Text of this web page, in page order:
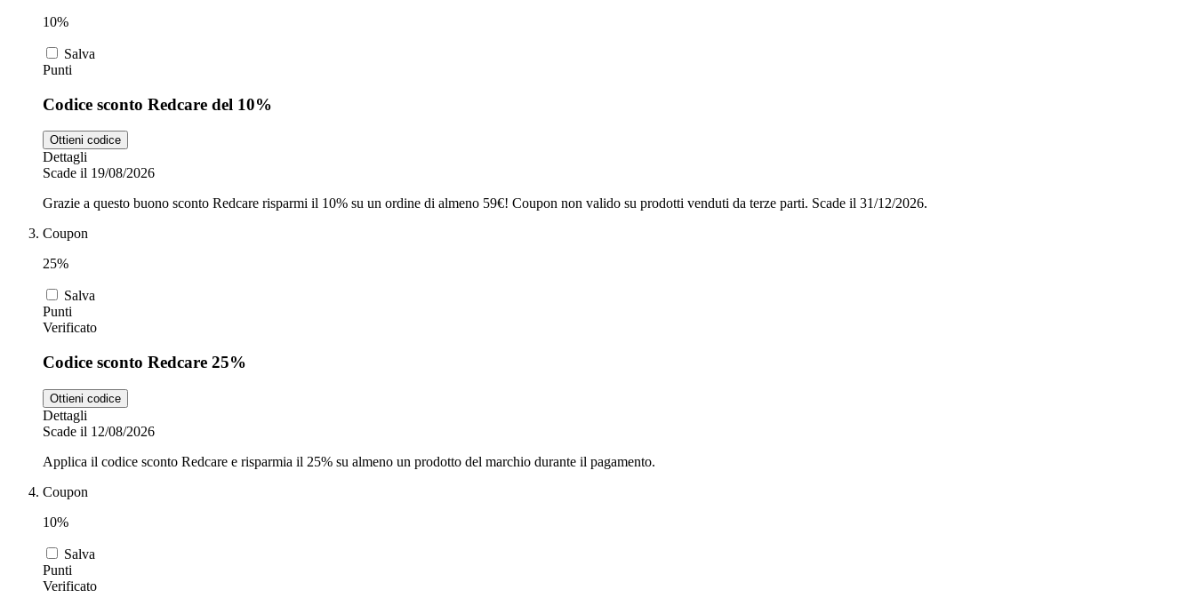
10%
Salva
Punti
Codice sconto Redcare del 10%
Ottieni codice
Dettagli
Scade il 19/08/2026
Grazie a questo buono sconto Redcare risparmi il 10% su un ordine di almeno 59€! Coupon non valido su prodotti venduti da terze parti. Scade il 31/12/2026.
Coupon
25%
Salva
Punti
Verificato
Codice sconto Redcare 25%
Ottieni codice
Dettagli
Scade il 12/08/2026
Applica il codice sconto Redcare e risparmia il 25% su almeno un prodotto del marchio durante il pagamento.
Coupon
10%
Salva
Punti
Verificato